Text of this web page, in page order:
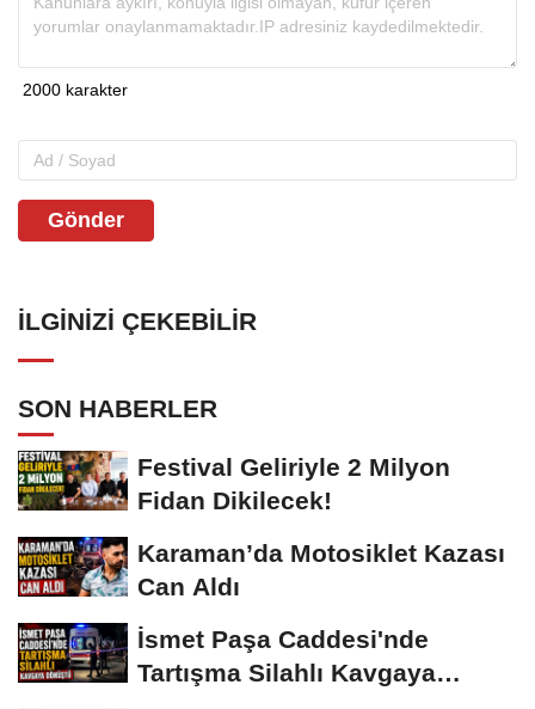
Gönder
İLGINIZI ÇEKEBILIR
SON HABERLER
Festival Geliriyle 2 Milyon
Fidan Dikilecek!
Karaman’da Motosiklet Kazası
Can Aldı
İsmet Paşa Caddesi'nde
Tartışma Silahlı Kavgaya